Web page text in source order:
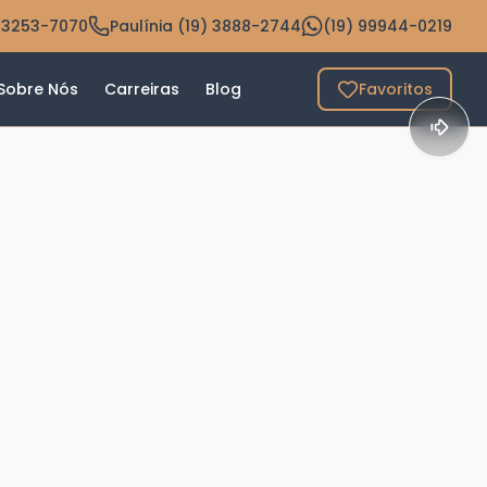
7070 Paulínia (19) 3888-2744 (19) 99944-0219
Nós Carreiras Blog Favoritos